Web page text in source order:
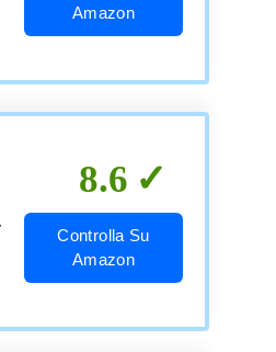
Amazon
8.6
Controlla Su
Amazon